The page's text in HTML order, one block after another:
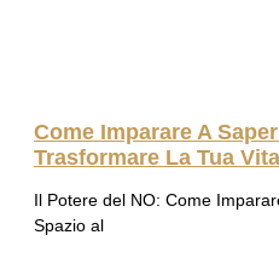
Come Imparare A
Trasformare La Tua Vita
Il Potere del NO: Come
Spazio al